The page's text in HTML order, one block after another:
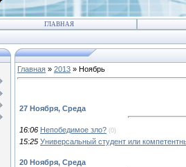
ГЛАВНАЯ
Главная » 2013 » Ноябрь
27 Ноября, Среда
16:06 Непобедимое зло? (0)
15:25 Универсальный студент или
20 Ноября, Среда